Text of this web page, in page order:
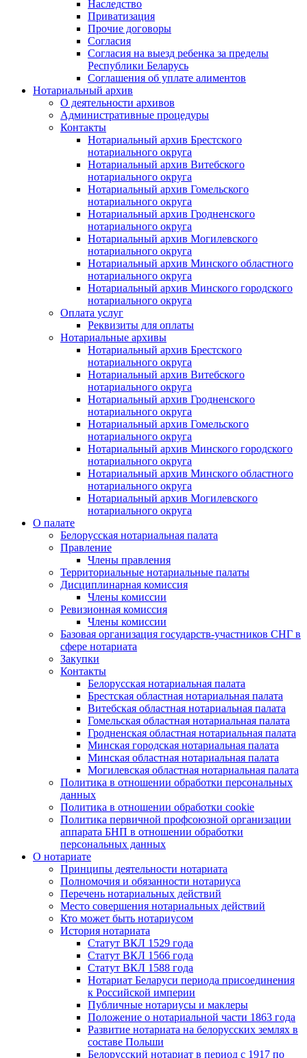
Наследство
Приватизация
Прочие договоры
Согласия
Согласия на выезд ребенка за пределы
Республики Беларусь
Соглашения об уплате алиментов
Нотариальный архив
О деятельности архивов
Административные процедуры
Контакты
Нотариальный архив Брестского
нотариального округа
Нотариальный архив Витебского
нотариального округа
Нотариальный архив Гомельского
нотариального округа
Нотариальный архив Гродненского
нотариального округа
Нотариальный архив Могилевского
нотариального округа
Нотариальный архив Минского областного
нотариального округа
Нотариальный архив Минского городского
нотариального округа
Оплата услуг
Реквизиты для оплаты
Нотариальные архивы
Нотариальный архив Брестского
нотариального округа
Нотариальный архив Витебского
нотариального округа
Нотариальный архив Гродненского
нотариального округа
Нотариальный архив Гомельского
нотариального округа
Нотариальный архив Минского городского
нотариального округа
Нотариальный архив Минского областного
нотариального округа
Нотариальный архив Могилевского
нотариального округа
О палате
Белорусская нотариальная палата
Правление
Члены правления
Территориальные нотариальные палаты
Дисциплинарная комиссия
Члены комиссии
Ревизионная комиссия
Члены комиссии
Базовая организация государств-участников СНГ в
сфере нотариата
Закупки
Контакты
Белорусская нотариальная палата
Брестская областная нотариальная палата
Витебская областная нотариальная палата
Гомельская областная нотариальная палата
Гродненская областная нотариальная палата
Минская городская нотариальная палата
Минская областная нотариальная палата
Могилевская областная нотариальная палата
Политика в отношении обработки персональных
данных
Политика в отношении обработки cookie
Политика первичной профсоюзной организации
аппарата БНП в отношении обработки
персональных данных
О нотариате
Принципы деятельности нотариата
Полномочия и обязанности нотариуса
Перечень нотариальных действий
Место совершения нотариальных действий
Кто может быть нотариусом
История нотариата
Статут ВКЛ 1529 года
Статут ВКЛ 1566 года
Статут ВКЛ 1588 года
Нотариат Беларуси периода присоединения
к Российской империи
Публичные нотариусы и маклеры
Положение о нотариальной части 1863 года
Развитие нотариата на белорусских землях в
составе Польши
Белорусский нотариат в период с 1917 по